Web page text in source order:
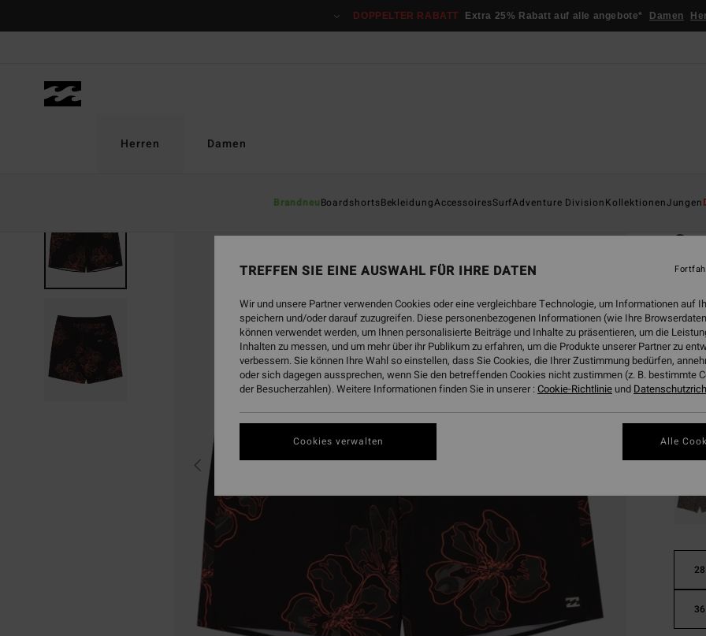
DOPPELTER RABATT Extra 25% Rabatt auf alle angebote* Damen
Herren
BrandneuBoardshortsBekleidungAccessoiresSurfAdventure DivisionKollektionenJungen
Damen
ECO-
€
€
SALE
Farbe
28
36
TREFFEN SIE EINE AUSWAHL FÜR IHRE DATEN
Wir und unsere Partner verwenden Cookies oder eine vergleichbare Technologie, um Informationen auf
speichern und/oder darauf zuzugreifen. Diese personenbezogenen Informationen (wie Ihre
können verwendet werden, um Ihnen personalisierte Beiträge und Inhalte zu präsentieren, um die
Inhalten zu messen, und um mehr über ihr Publikum zu erfahren, um die Produkte unserer Partner zu
verbessern. Sie können Ihre Wahl so einstellen, dass Sie Cookies, die Ihrer Zustimmung bedürfen,
oder sich dagegen aussprechen, wenn Sie den betreffenden Cookies nicht zustimmen (z. B. bestimmte
der Besucherzahlen). Weitere Informationen finden Sie in unserer :Cookie-Richtlinie und
Cookies verwalten Alle